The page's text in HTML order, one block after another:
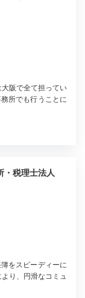
阪で全て担ってい
所でも行うことに
・税理士法人
をスピーディーに
り、円滑なコミュ